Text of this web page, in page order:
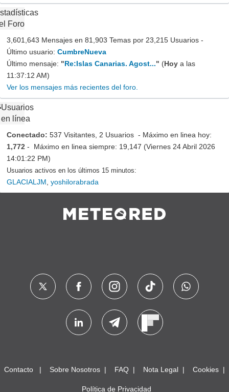
Foro
3,601,643 Mensajes en 81,903 Temas por 23,215 Usuarios -
Último usuario: CumbreNueva
Último mensaje: "Re:Islas Canarias. Agost..." (Hoy a las
11:37:12 AM)
Ver los mensajes más recientes del foro.
Usuarios
en línea
Conectado: 537 Visitantes, 2 Usuarios - Máximo en linea hoy:
1,772 - Máximo en linea siempre: 19,147 (Viernes 24 Abril 2026
14:01:22 PM)
Usuarios activos en los últimos 15 minutos:
GLACIALJM yoshilorabrada
Contacto Sobre Nosotros FAQ Nota Legal Cookies
Política de Privacidad